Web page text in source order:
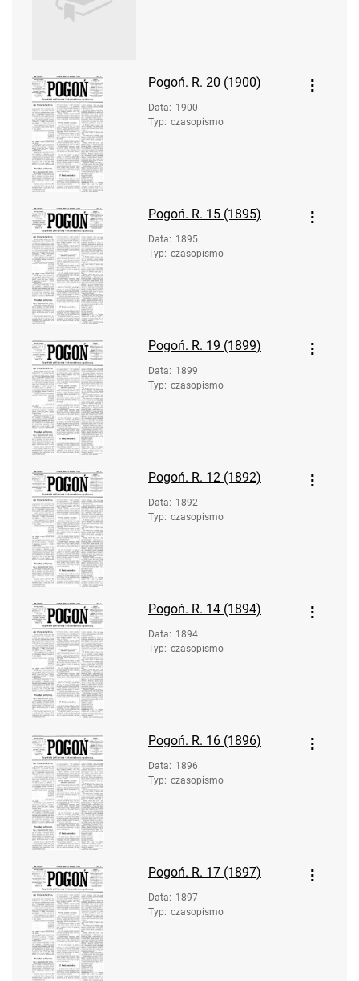
Pogoń. R. 20 (1900)
Data: 1900
Typ: czasopismo
Pogoń. R. 15 (1895)
Data: 1895
Typ: czasopismo
Pogoń. R. 19 (1899)
Data: 1899
Typ: czasopismo
Pogoń. R. 12 (1892)
Data: 1892
Typ: czasopismo
Pogoń. R. 14 (1894)
Data: 1894
Typ: czasopismo
Pogoń. R. 16 (1896)
Data: 1896
Typ: czasopismo
Pogoń. R. 17 (1897)
Data: 1897
Typ: czasopismo